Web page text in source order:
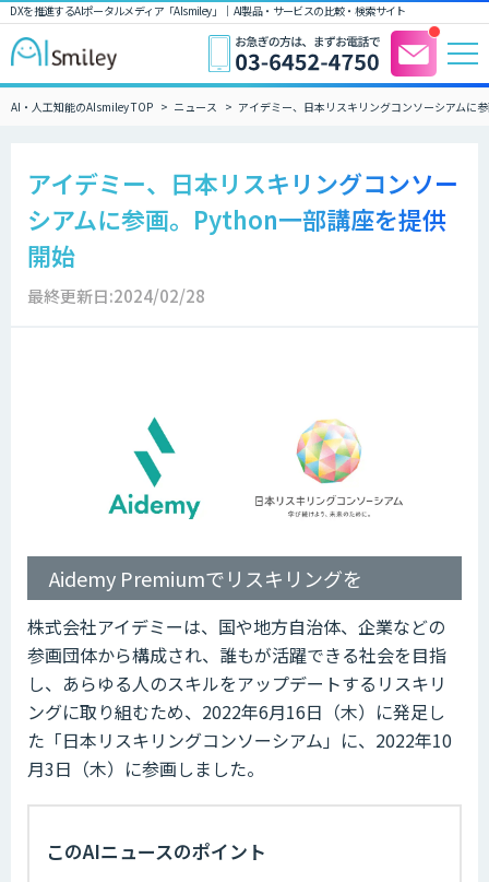
DXを推進するAIポータルメディア「AIsmiley」｜ AI製品・サービスの比較・検索サイト
AI・人工知能のAIsmiley TOP ニュース アイデミー、日本リスキリングコンソーシアムに
アイデミー、日本リスキリングコンソー
シアムに参画。Python一部講座を提供
開始
最終更新日:2024/02/28
Aidemy Premiumでリスキリングを
株式会社アイデミーは、国や地方自治体、企業などの
参画団体から構成され、誰もが活躍できる社会を目指
し、あらゆる人のスキルをアップデートするリスキリ
ングに取り組むため、2022年6月16日（木）に発足し
た「日本リスキリングコンソーシアム」に、2022年10
月3日（木）に参画しました。
このAIニュースのポイント